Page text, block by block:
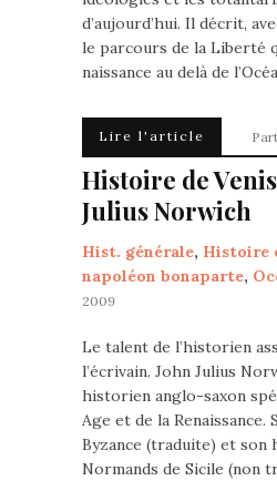
d’aujourd’hui. Il décrit,
le parcours de la Liberté
naissance au delà de
Lire l'article
Histoire de
Julius Norwich
Hist. générale, Histoire
napoléon bonaparte,
2009
Le talent de l’historien
l’écrivain. John Julius
historien anglo-saxon
Age et de la Renaissance.
Byzance (traduite) et son
Normands de Sicile (non